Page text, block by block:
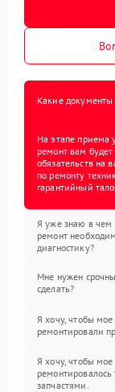
Какие документы
На этапе приема
ремонт вам
обязательств на
по ремонту
гарантийный
Я уже знаю в чем
ремонт
диагностику?
Мне нужен
сделать?
Я хочу, чтобы мое
ремонтировали
Я хочу, чтобы мое
запчастями.